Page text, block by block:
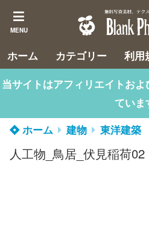
MENU
ホーム カテゴリー 利用
当サイトはアフィリエイトお
ていま
ホーム
建物 東洋建築
人工物_鳥居_伏見稲荷02